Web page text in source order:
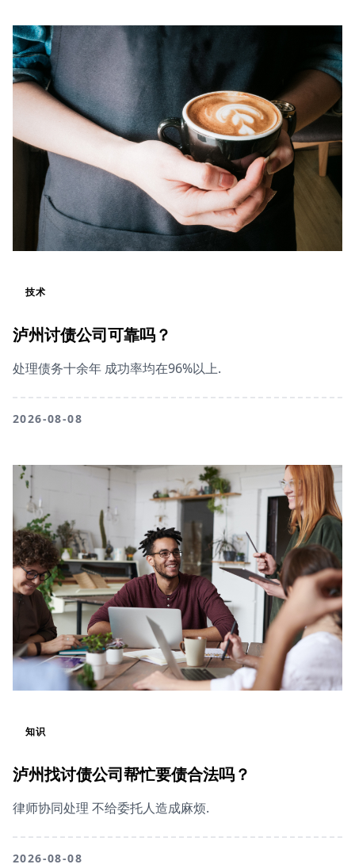
技术
泸州讨债公司可靠吗？
处理债务十余年 成功率均在96%以上.
2026-08-08
知识
泸州找讨债公司帮忙要债合法吗？
律师协同处理 不给委托人造成麻烦.
2026-08-08